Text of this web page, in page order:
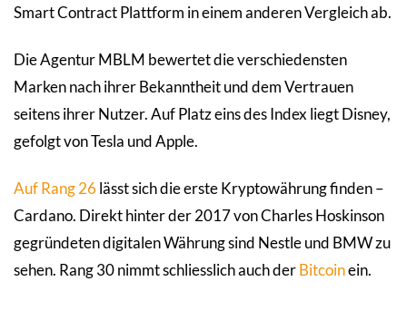
Smart Contract Plattform in einem anderen Vergleich ab.
Die Agentur MBLM bewertet die verschiedensten
Marken nach ihrer Bekanntheit und dem Vertrauen
seitens ihrer Nutzer. Auf Platz eins des Index liegt Disney,
gefolgt von Tesla und Apple.
Auf Rang 26lässt sich die erste Kryptowährung finden –
Cardano. Direkt hinter der 2017 von Charles Hoskinson
gegründeten digitalen Währung sind Nestle und BMW zu
sehen. Rang 30 nimmt schliesslich auch derBitcoinein.